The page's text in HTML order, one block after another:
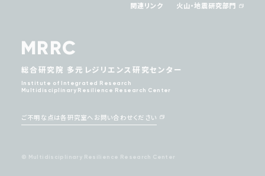
関連リンク 火山・地震研究部門
MRRC
総合研究院 多元レジリエンス研究センター
Institute of Integrated Research
Multidisciplinary Resilience Research Center
ご不明な点は各研究室へお問い合わせください
© Multidisciplinary Resilience Research Center